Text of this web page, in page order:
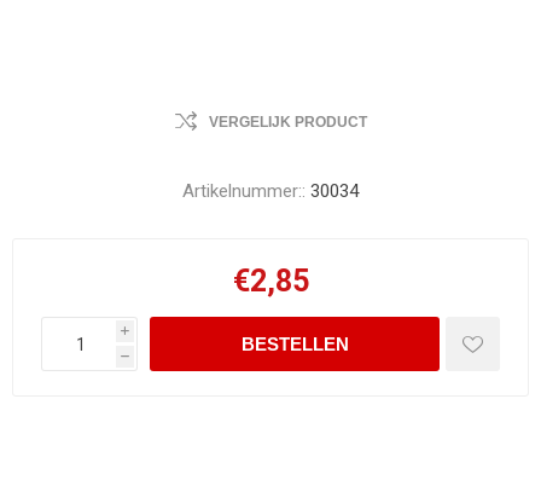
VERGELIJK PRODUCT
Artikelnummer:: 30034
€2,85
i
h